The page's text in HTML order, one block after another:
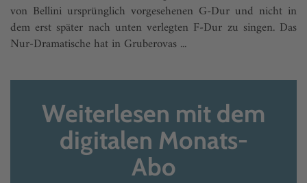
von Bellini ursprünglich vorgesehenen G-Dur und nicht in
dem erst später nach unten verlegten F-Dur zu singen. Das
Nur-Dramatische hat in Gruberovas ...
Weiterlesen mit dem
digitalen Monats-
Abo